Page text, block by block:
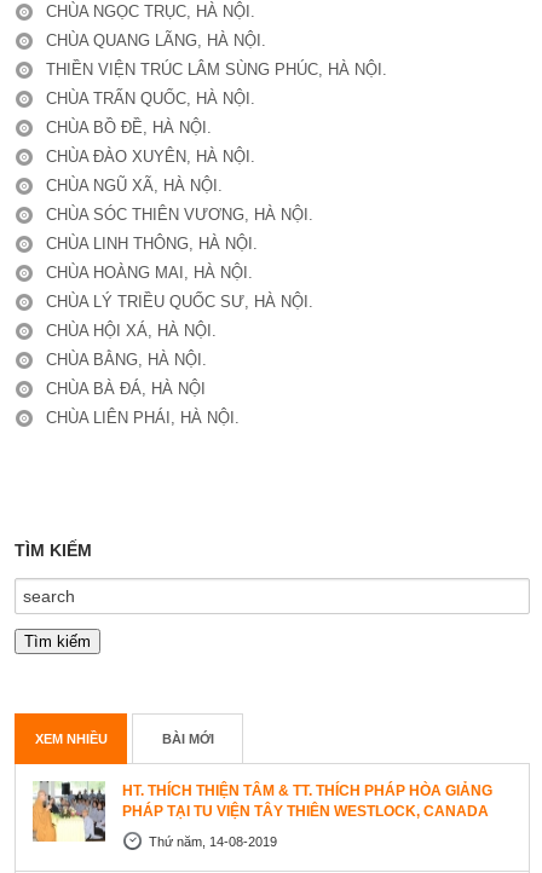
CHÙA NGỌC TRỤC, HÀ NỘI.
CHÙA QUANG LÃNG, HÀ NỘI.
THIỀN VIỆN TRÚC LÂM SÙNG PHÚC, HÀ NỘI.
CHÙA TRẤN QUỐC, HÀ NỘI.
CHÙA BỒ ĐỀ, HÀ NỘI.
CHÙA ĐÀO XUYÊN, HÀ NỘI.
CHÙA NGŨ XÃ, HÀ NỘI.
CHÙA SÓC THIÊN VƯƠNG, HÀ NỘI.
CHÙA LINH THÔNG, HÀ NỘI.
CHÙA HOÀNG MAI, HÀ NỘI.
CHÙA LÝ TRIỀU QUỐC SƯ, HÀ NỘI.
CHÙA HỘI XÁ, HÀ NỘI.
CHÙA BẰNG, HÀ NỘI.
CHÙA BÀ ĐÁ, HÀ NỘI
CHÙA LIÊN PHÁI, HÀ NỘI.
TÌM KIẾM
XEM NHIỀU BÀI MỚI
HT. THÍCH THIỆN TÂM & TT. THÍCH PHÁP HÒA GIẢNG
PHÁP TẠI TU VIỆN TÂY THIÊN WESTLOCK, CANADA
Thứ năm, 14-08-2019